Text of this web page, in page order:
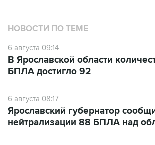
НОВОСТИ ПО ТЕМЕ
6 августа 09:14
В Ярославской области
БПЛА достигло 92
6 августа 08:17
Ярославский губернатор
нейтрализации 88 БПЛА над